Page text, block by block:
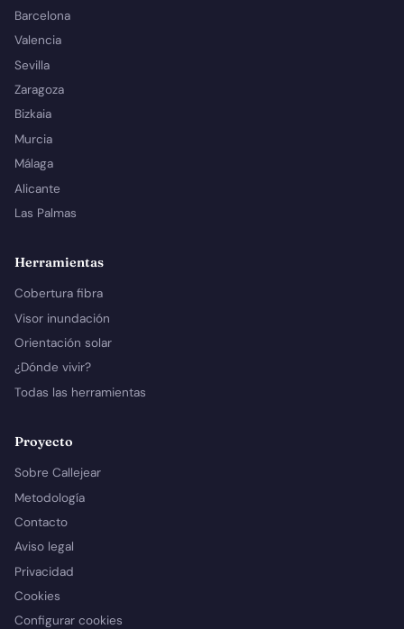
Barcelona
Valencia
Sevilla
Zaragoza
Bizkaia
Murcia
Málaga
Alicante
Las Palmas
Herramientas
Cobertura fibra
Visor inundación
Orientación solar
¿Dónde vivir?
Todas las herramientas
Proyecto
Sobre Callejear
Metodología
Contacto
Aviso legal
Privacidad
Cookies
Configurar cookies